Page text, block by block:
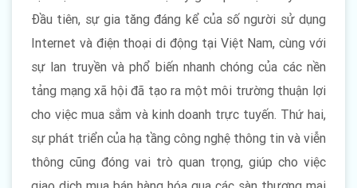
Đầu tiên, sự gia tăng đáng kể của số người sử dụng
Internet và điện thoại di động tại Việt Nam, cùng với
sự lan truyền và phổ biến nhanh chóng của các nền
tảng mạng xã hội đã tạo ra một môi trường thuận lợi
cho việc mua sắm và kinh doanh trực tuyến. Thứ hai,
sự phát triển của hạ tầng công nghệ thông tin và viễn
thông cũng đóng vai trò quan trọng, giúp cho việc